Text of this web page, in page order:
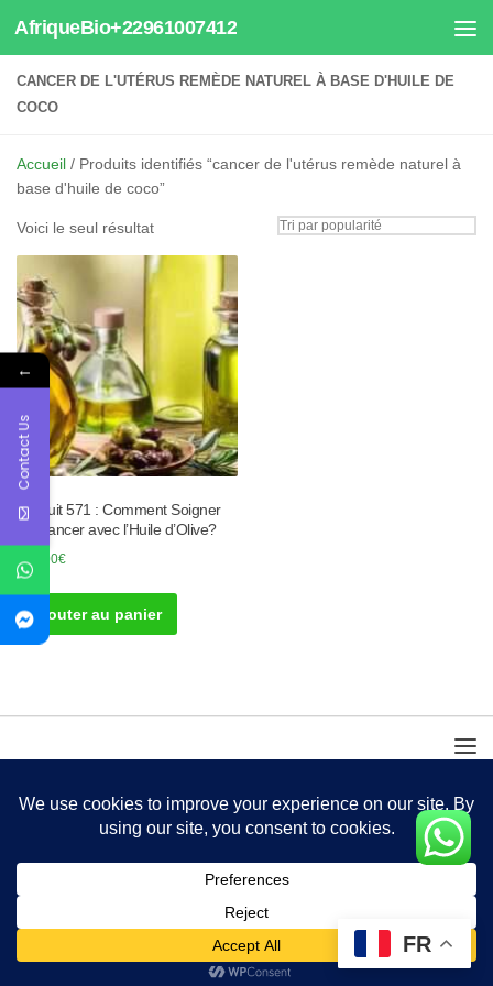
Au dessous du contenu
AfriqueBio+22961007412
CANCER DE L'UTÉRUS REMÈDE NATUREL À BASE D'HUILE DE
COCO
Accueil / Produits identifiés “cancer de l'utérus remède naturel à
base d'huile de coco”
Voici le seul résultat
Produit 571 : Comment Soigner
un Cancer avec l’Huile d’Olive?
100.00€
Ajouter au panier
FR
←
Contact Us